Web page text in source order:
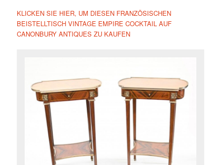
KLICKEN SIE HIER, UM DIESEN FRANZÖSISCHEN
BEISTELLTISCH VINTAGE EMPIRE COCKTAIL AUF
CANONBURY ANTIQUES ZU KAUFEN